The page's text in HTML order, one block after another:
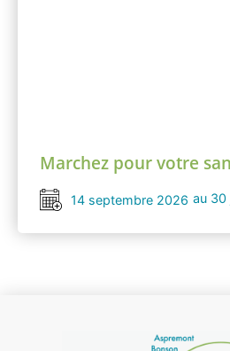
Marchez pour votre
14 septembre 2026 au 30